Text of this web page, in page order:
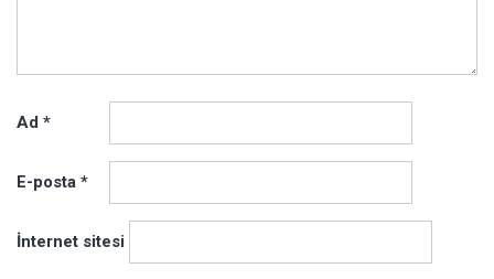
Ad *
E-posta *
İnternet sitesi